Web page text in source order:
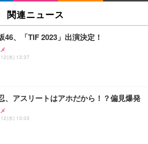
関連ニュース
46、「TIF 2023」出演決定！
水) 13:37
、アスリートはアホだから！？偏見爆発
水) 13:03